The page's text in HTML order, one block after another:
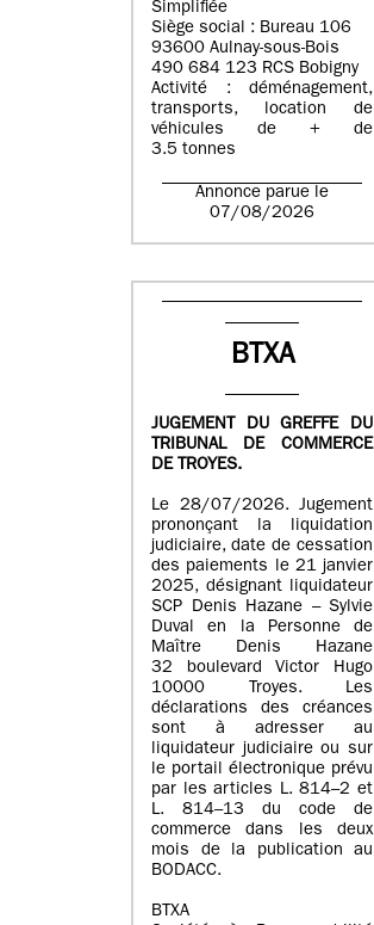
Simplifiée
Siège social : Bureau 106
93600 Aulnay-sous-Bois
490 684 123 RCS Bobigny
Activité : déménagement,
transports, location de
véhicules de + de
3.5 tonnes
Annonce parue le
07/08/2026
BTXA
JUGEMENT DU GREFFE DU
TRIBUNAL DE COMMERCE
DE TROYES.
Le 28/07/2026. Jugement
prononçant la liquidation
judiciaire, date de cessation
des paiements le 21 janvier
2025, désignant liquidateur
SCP Denis Hazane – Sylvie
Duval en la Personne de
Maître Denis Hazane
32 boulevard Victor Hugo
10000 Troyes. Les
déclarations des créances
sont à adresser au
liquidateur judiciaire ou sur
le portail électronique prévu
par les articles L. 814–2 et
L. 814–13 du code de
commerce dans les deux
mois de la publication au
BODACC.
BTXA